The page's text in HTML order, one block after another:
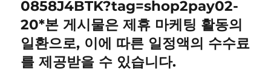
0858J4BTK?tag=shop2pay02-
20*본 게시물은 제휴 마케팅 활동의
일환으로, 이에 따른 일정액의 수수료
를 제공받을 수 있습니다.